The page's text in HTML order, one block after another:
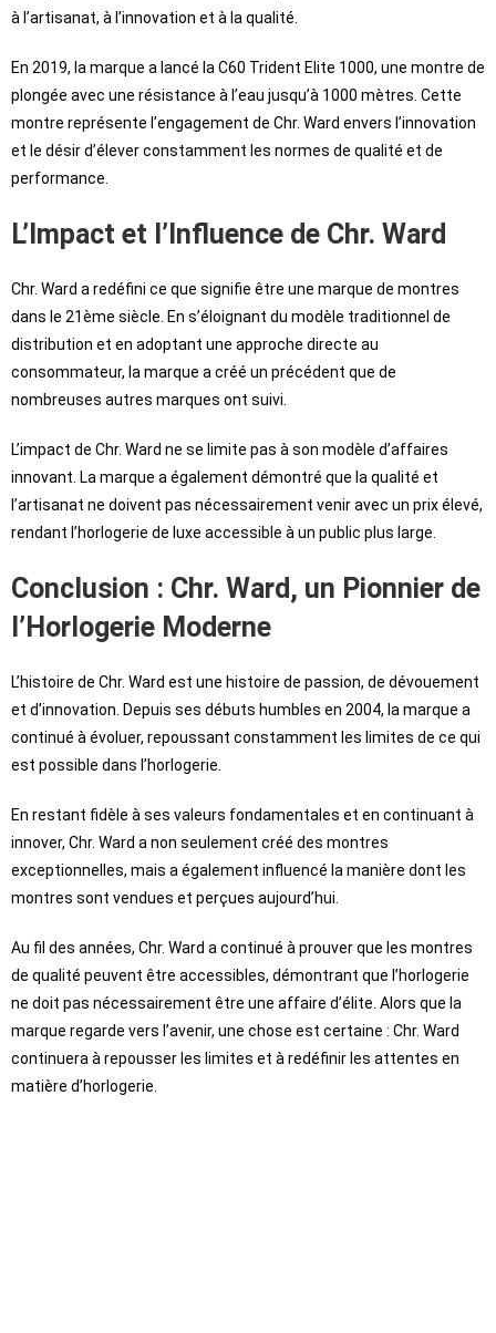
à l’artisanat, à l’innovation et à la qualité.
En 2019, la marque a lancé la C60 Trident Elite 1000, une montre de
plongée avec une résistance à l’eau jusqu’à 1000 mètres. Cette
montre représente l’engagement de Chr. Ward envers l’innovation
et le désir d’élever constamment les normes de qualité et de
performance.
L’Impact et l’Influence de Chr. Ward
Chr. Ward a redéfini ce que signifie être une marque de montres
dans le 21ème siècle. En s’éloignant du modèle traditionnel de
distribution et en adoptant une approche directe au
consommateur, la marque a créé un précédent que de
nombreuses autres marques ont suivi.
L’impact de Chr. Ward ne se limite pas à son modèle d’affaires
innovant. La marque a également démontré que la qualité et
l’artisanat ne doivent pas nécessairement venir avec un prix élevé,
rendant l’horlogerie de luxe accessible à un public plus large.
Conclusion : Chr. Ward, un Pionnier de
l’Horlogerie Moderne
L’histoire de Chr. Ward est une histoire de passion, de dévouement
et d’innovation. Depuis ses débuts humbles en 2004, la marque a
continué à évoluer, repoussant constamment les limites de ce qui
est possible dans l’horlogerie.
En restant fidèle à ses valeurs fondamentales et en continuant à
innover, Chr. Ward a non seulement créé des montres
exceptionnelles, mais a également influencé la manière dont les
montres sont vendues et perçues aujourd’hui.
Au fil des années, Chr. Ward a continué à prouver que les montres
de qualité peuvent être accessibles, démontrant que l’horlogerie
ne doit pas nécessairement être une affaire d’élite. Alors que la
marque regarde vers l’avenir, une chose est certaine : Chr. Ward
continuera à repousser les limites et à redéfinir les attentes en
matière d’horlogerie.